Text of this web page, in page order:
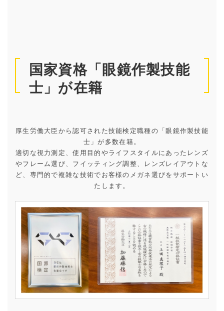
国家資格「眼鏡作製技能
士」が在籍
厚生労働大臣から認可された技能検定職種の「眼鏡作製技能
士」が多数在籍。
適切な視力測定、使用目的やライフスタイルにあったレンズ
やフレーム選び、フイッティング調整、レンズレイアウトな
ど、専門的で複雑な技術でお客様のメガネ選びをサポートい
たします。